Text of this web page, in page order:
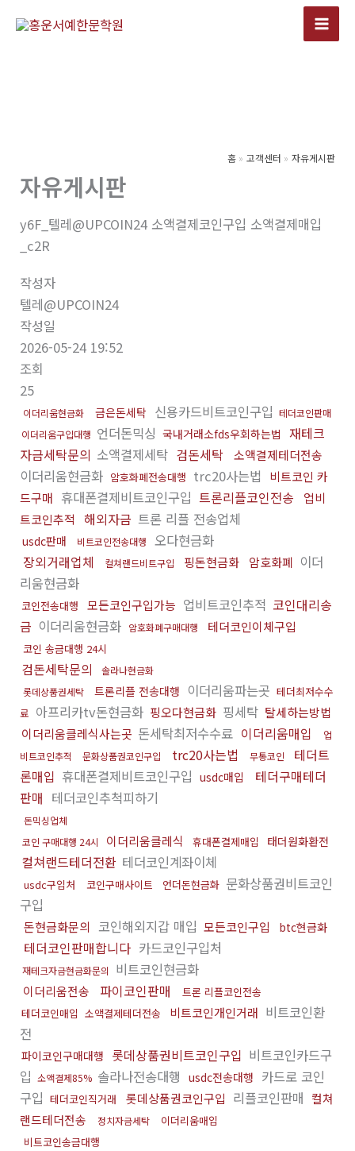
홈 고객센터 자유게시판
자유게시판
y6F_텔레@UPCOIN24 소액결제코인구입 소액결제매입
_c2R
작성자
텔레@UPCOIN24
작성일
2026-05-24 19:52
조회
25
이더리움현금화 금은돈세탁 신용카드비트코인구입 테더코인판매
이더리움구입대행 언더돈믹싱 국내거래소fds우회하는법
재테크
자금세탁문의 소액결제세탁 검돈세탁 소액결제테더전송
이더리움현금화 암호화폐전송대행 trc20사는법
비트코인 카
드구매 휴대폰결제비트코인구입 트론리플코인전송
업비
트코인추적
해외자금 트론 리플 전송업체
usdc판매 비트코인전송대행
오다현금화
장외거래업체
컬쳐랜드비트구입 핑돈현금화 암호화폐 이더
리움현금화
코인전송대행 모든코인구입가능 업비트코인추적 코인대리송
금 이더리움현금화 암호화폐구매대행 테더코인이체구입
코인 송금대행 24시
검돈세탁문의
솔라나현금화
롯데상품권세탁
트론리플 전송대행 이더리움파는곳 테더최저수수
료 아프리카tv돈현금화 핑오다현금화 핑세탁 탈세하는방법
이더리움클레식사는곳 돈세탁최저수수료 이더리움매입
업
비트코인추적
문화상품권코인구입 trc20사는법 무통코인
테더트
론매입 휴대폰결제비트코인구입 usdc매입
테더구매테더
판매 테더코인추척피하기
돈믹싱업체
코인 구매대행 24시
이더리움클레식 휴대폰결제매입 태더원화환전
컬쳐랜드테더전환 테더코인계좌이체
usdc구입처 코인구매사이트 언더돈현금화 문화상품권비트코인
구입
돈현금화문의 코인해외지갑 매입 모든코인구입 btc현금화
테더코인판매합니다 카드코인구입처
재테크자금현금화문의 비트코인현금화
이더리움전송 파이코인판매
트론 리플코인전송
테더코인매입 소액결제테더전송 비트코인개인거래 비트코인환
전
파이코인구매대행 롯데상품권비트코인구입 비트코인카드구
입 소액결제85% 솔라나전송대행 usdc전송대행 카드로 코인
구입 테더코인직거래 롯데상품권코인구입 리플코인판매 컬쳐
랜드테더전송
정치자금세탁
이더리움매입
비트코인송금대행